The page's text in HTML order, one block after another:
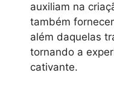
auxiliam na
também
além daquelas
tornando a
cativante.